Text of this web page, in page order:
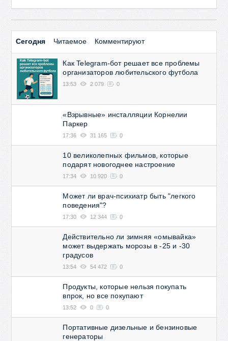
Сегодня Читаемое Комментируют
Как Telegram-бот решает все проблемы
организаторов любительского футбола
13:53 2 079 0
«Взрывные» инсталляции Корнелии
Паркер
17:36 31 165 0
10 великолепных фильмов, которые
подарят новогоднее настроение
17:34 10 920 0
Может ли врач-психиатр быть "легкого
поведения"?
17:30 12 344 0
Действительно ли зимняя «омывайка»
может выдержать морозы в -25 и -30
градусов
13:54 54 472 0
Продукты, которые нельзя покупать
впрок, но все покупают
13:52 0 0
Портативные дизельные и бензиновые
генераторы